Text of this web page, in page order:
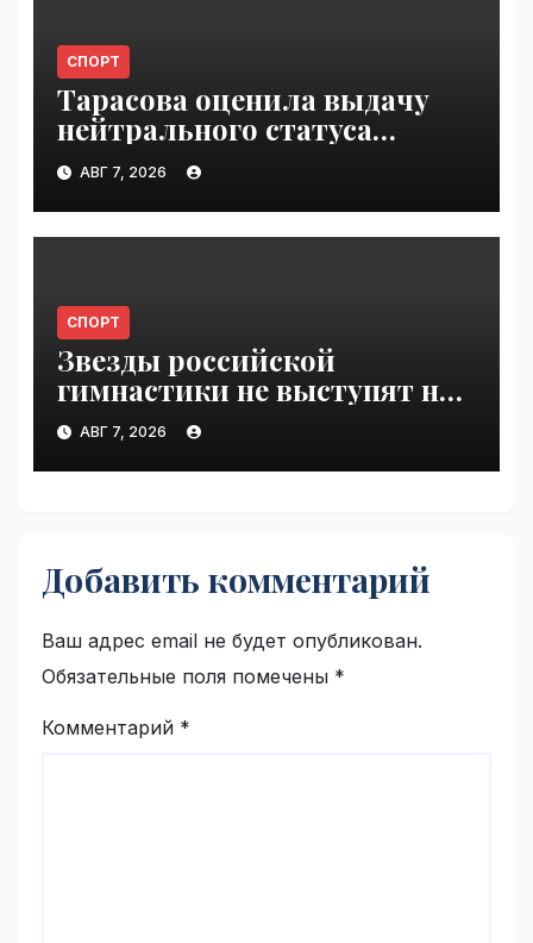
СПОРТ
Тарасова оценила выдачу
нейтрального статуса
Валиевой и Трусовой |
VseTime.ru
АВГ 7, 2026
СПОРТ
Звезды российской
гимнастики не выступят на
ЧЕ из-за отказа в визах |
VseTime.ru
АВГ 7, 2026
Добавить комментарий
Ваш адрес email не будет опубликован.
Обязательные поля помечены *
Комментарий *